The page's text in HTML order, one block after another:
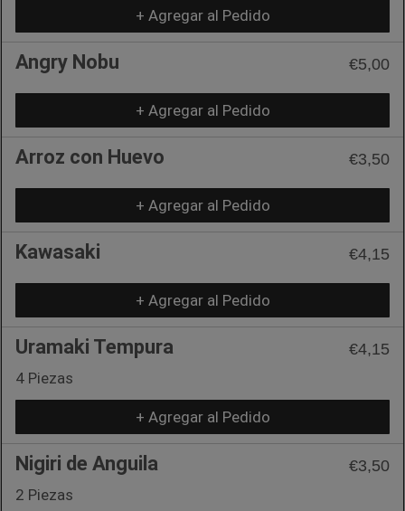
+ Agregar al Pedido
Angry Nobu €5,00
+ Agregar al Pedido
Arroz con Huevo €3,50
+ Agregar al Pedido
Kawasaki €4,15
+ Agregar al Pedido
Uramaki Tempura
€4,15
4 Piezas
+ Agregar al Pedido
Nigiri de Anguila
€3,50
2 Piezas